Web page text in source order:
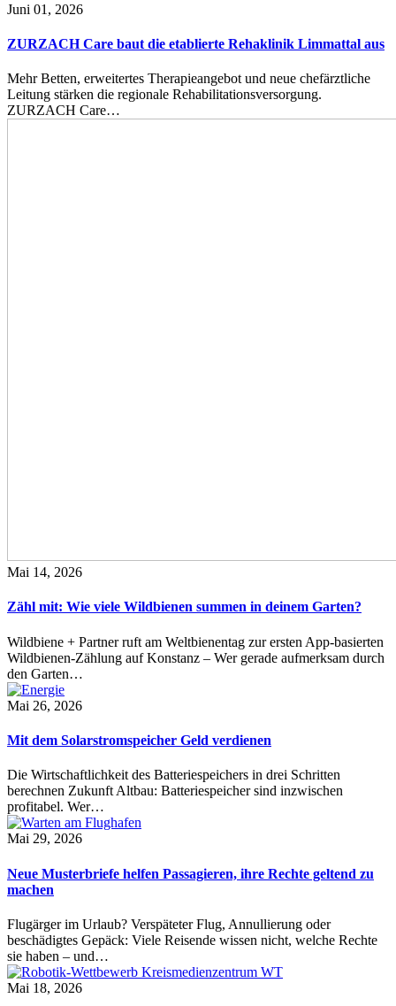
Juni 01, 2026
ZURZACH Care baut die etablierte Rehaklinik Limmattal aus
Mehr Betten, erweitertes Therapieangebot und neue chefärztliche
Leitung stärken die regionale Rehabilitationsversorgung.
ZURZACH Care…
Mai 14, 2026
Zähl mit: Wie viele Wildbienen summen in deinem Garten?
Wildbiene + Partner ruft am Weltbienentag zur ersten App-basierten
Wildbienen-Zählung auf Konstanz – Wer gerade aufmerksam durch
den Garten…
Mai 26, 2026
Mit dem Solarstromspeicher Geld verdienen
Die Wirtschaftlichkeit des Batteriespeichers in drei Schritten
berechnen Zukunft Altbau: Batteriespeicher sind inzwischen
profitabel. Wer…
Mai 29, 2026
Neue Musterbriefe helfen Passagieren, ihre Rechte geltend zu
machen
Flugärger im Urlaub? Verspäteter Flug, Annullierung oder
beschädigtes Gepäck: Viele Reisende wissen nicht, welche Rechte
sie haben – und…
Mai 18, 2026